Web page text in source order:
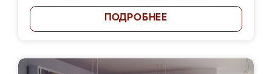
ПОДРОБНЕЕ